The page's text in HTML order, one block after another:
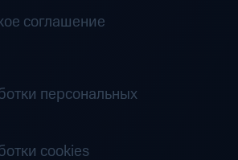
соглашение
персональных
cookies